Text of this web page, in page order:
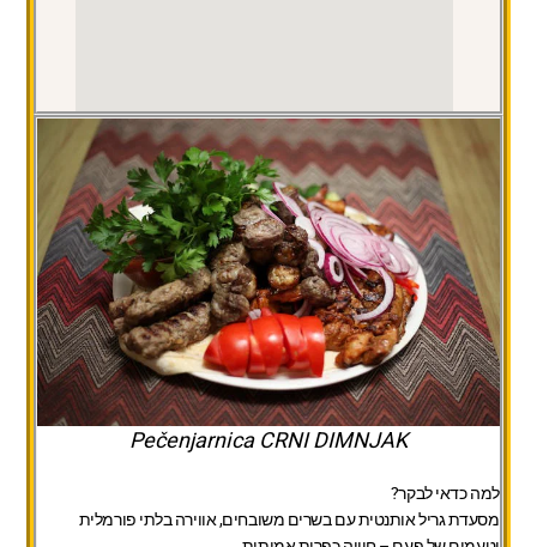
Pečenjarnica CRNI DIMNJAK
למה כדאי לבקר?
מסעדת גריל אותנטית עם בשרים משובחים, אווירה בלתי פורמלית